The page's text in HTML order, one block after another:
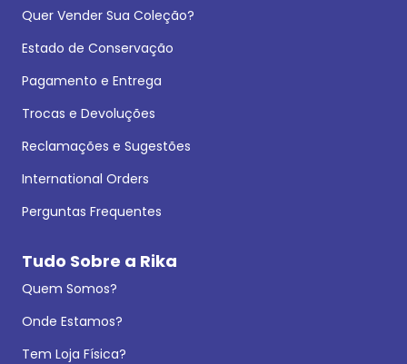
Quer Vender Sua Coleção?
Estado de Conservação
Pagamento e Entrega
Trocas e Devoluções
Reclamações e Sugestões
International Orders
Perguntas Frequentes
Tudo Sobre a Rika
Quem Somos?
Onde Estamos?
Tem Loja Física?